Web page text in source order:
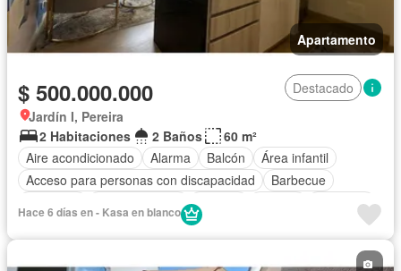
Apartamento
$ 500.000.000
Destacado
Jardín I, Pereira
2 Habitaciones
2 Baños
60 m²
Aire acondicionado
Alarma Balcón
Área infantil
Acceso para personas con discapacidad
Barbecue
Internet
Ascensor
Vista panorámica
Hace 6 días en - Kasa en blanco